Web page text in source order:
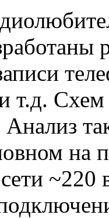
т.д.
на
~220